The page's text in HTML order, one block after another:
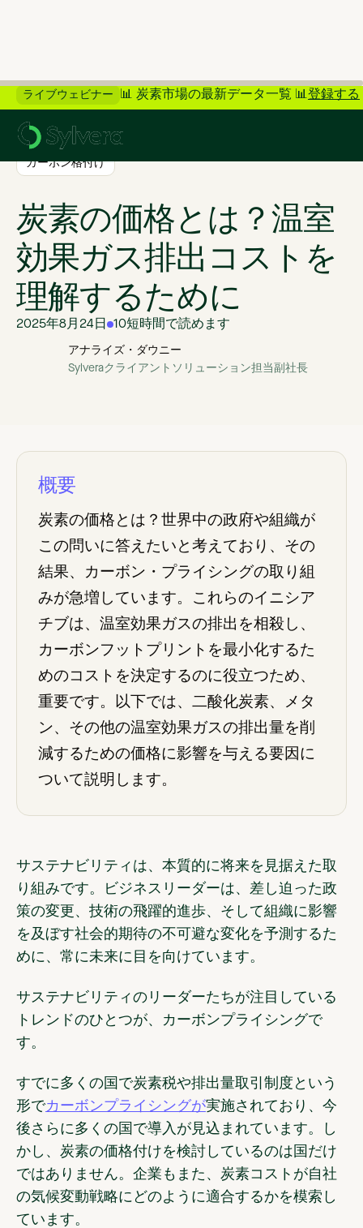
ライブウェビナー 📊 炭素市場の最新データ一覧 📊登録する
カーボン格付け
炭素の価格とは？温室
効果ガス排出コストを
理解するために
2025年8月24日 10短時間で読めます
アナライズ・ダウニー
Sylveraクライアントソリューション担当副社長
概要
炭素の価格とは？世界中の政府や組織が
この問いに答えたいと考えており、その
結果、カーボン・プライシングの取り組
みが急増しています。これらのイニシア
チブは、温室効果ガスの排出を相殺し、
カーボンフットプリントを最小化するた
めのコストを決定するのに役立つため、
重要です。以下では、二酸化炭素、メタ
ン、その他の温室効果ガスの排出量を削
減するための価格に影響を与える要因に
ついて説明します。
サステナビリティは、本質的に将来を見据えた取
り組みです。ビジネスリーダーは、差し迫った政
策の変更、技術の飛躍的進歩、そして組織に影響
を及ぼす社会的期待の不可避な変化を予測するた
めに、常に未来に目を向けています。
サステナビリティのリーダーたちが注目している
トレンドのひとつが、カーボンプライシングで
す。
すでに多くの国で炭素税や排出量取引制度という
形でカーボンプライシングが実施されており、今
後さらに多くの国で導入が見込まれています。し
かし、炭素の価格付けを検討しているのは国だけ
ではありません。企業もまた、炭素コストが自社
の気候変動戦略にどのように適合するかを模索し
ています。